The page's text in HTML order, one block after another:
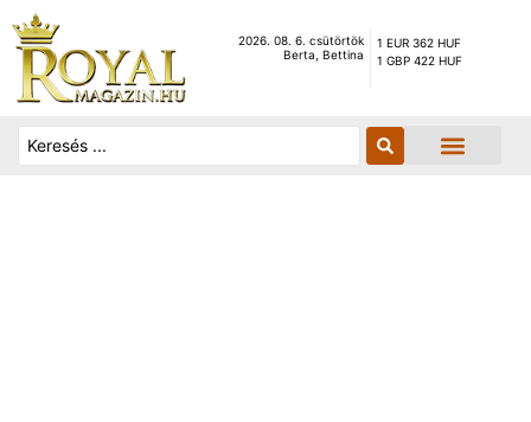
2026. 08. 6. csütörtök
Berta, Bettina
1 EUR 362 HUF
1 GBP 422 HUF